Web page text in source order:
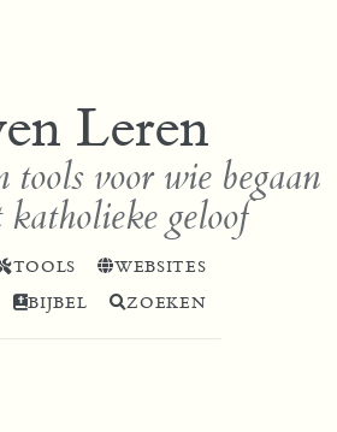
Leren
tools voor wie begaan
katholieke geloof
TOOLS
WEBSITES
BIJBEL ZOEKEN